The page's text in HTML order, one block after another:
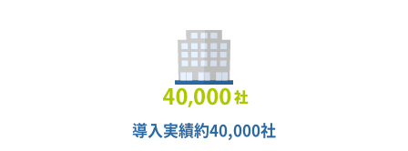
導入実績約40,000社